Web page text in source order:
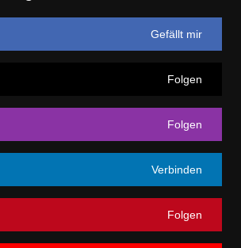
Gefällt mir
Folgen
Folgen
Verbinden
Folgen